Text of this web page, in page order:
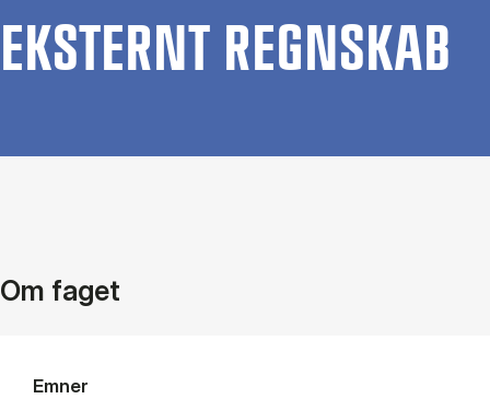
EK­STER­NT REGN­SKAB
Om faget
Emner